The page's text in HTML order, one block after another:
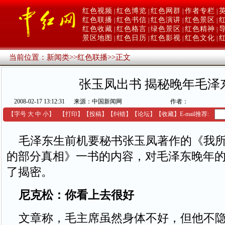
红色视频 红色博览 红色网群 作者专栏
红色联播 红色书信 红色演讲 红色景区
红色收藏 红色格言 绿色景区 红色精神
景区地图
红色日历 红色影视 红色文化
当前位置：新闻类>>红色联播>>正文
张玉凤出书 揭秘晚年毛泽
2008-02-17 13:12:31 来源：中国新闻网
作者：
【字号 大 中 小】 【打印 】 【投稿】 【纠错】 【论坛】 【收藏】 E-mail推荐:
毛泽东生前机要秘书张玉凤著作的《我
的部分真相》一书的内容，对毛泽东晚年
了揭密。
尼克松：你看上去很好
文章称，毛主席虽然身体不好，但他不